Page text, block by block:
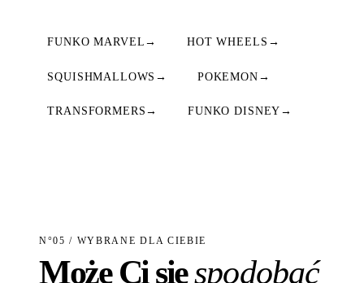
FUNKO MARVEL → HOT WHEELS →
SQUISHMALLOWS → POKEMON →
TRANSFORMERS → FUNKO DISNEY →
N°05 / WYBRANE DLA CIEBIE
Może Ci sięspodobać